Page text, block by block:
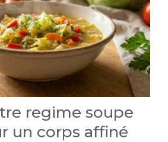
regime soupe
un corps affiné